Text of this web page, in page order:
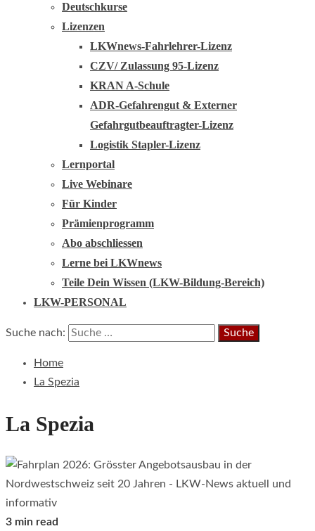
Deutschkurse
Lizenzen
LKWnews-Fahrlehrer-Lizenz
CZV/ Zulassung 95-Lizenz
KRAN A-Schule
ADR-Gefahrengut & Externer
Gefahrgutbeauftragter-Lizenz
Logistik Stapler-Lizenz
Lernportal
Live Webinare
Für Kinder
Prämienprogramm
Abo abschliessen
Lerne bei LKWnews
Teile Dein Wissen (LKW-Bildung-Bereich)
LKW-PERSONAL
Suche nach:
Home
La Spezia
La Spezia
3 min read